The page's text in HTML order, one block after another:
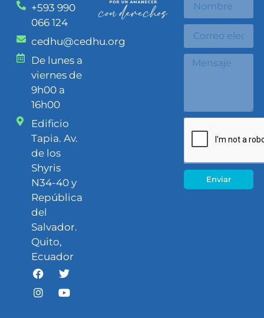
+593 990
066 124
cedhu@cedhu.org
De lunes a
viernes de
9h00 a
16h00
Edificio
Tapia. Av.
de los
Shyris
N34-40 y
República
del
Salvador.
Quito,
Ecuador
Enviar